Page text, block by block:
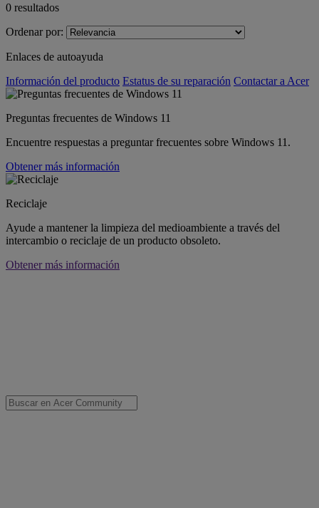
0 resultados
Ordenar por:
Enlaces de autoayuda
Información del producto Estatus de su reparación Contactar a Acer
Preguntas frecuentes de Windows 11
Encuentre respuestas a preguntar frecuentes sobre Windows 11.
Obtener más información
Reciclaje
Ayude a mantener la limpieza del medioambiente a través del
intercambio o reciclaje de un producto obsoleto.
Obtener más información